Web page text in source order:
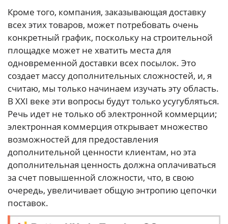
Кроме того, компания, заказывающая доставку
всех этих товаров, может потребовать очень
конкретный график, поскольку на строительной
площадке может не хватить места для
одновременной доставки всех посылок. Это
создает массу дополнительных сложностей, и, я
считаю, мы только начинаем изучать эту область.
В XXI веке эти вопросы будут только усугубляться.
Речь идет не только об электронной коммерции;
электронная коммерция открывает множество
возможностей для предоставления
дополнительной ценности клиентам, но эта
дополнительная ценность должна оплачиваться
за счет повышенной сложности, что, в свою
очередь, увеличивает общую энтропию цепочки
поставок.